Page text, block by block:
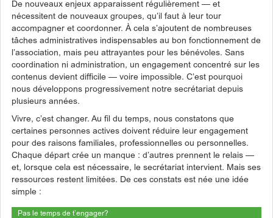
De nouveaux enjeux apparaissent régulièrement — et
nécessitent de nouveaux groupes, qu’il faut à leur tour
accompagner et coordonner. À cela s’ajoutent de nombreuses
tâches administratives indispensables au bon fonctionnement de
l’association, mais peu attrayantes pour les bénévoles. Sans
coordination ni administration, un engagement concentré sur les
contenus devient difficile — voire impossible. C’est pourquoi
nous développons progressivement notre secrétariat depuis
plusieurs années.
Vivre, c’est changer. Au fil du temps, nous constatons que
certaines personnes actives doivent réduire leur engagement
pour des raisons familiales, professionnelles ou personnelles.
Chaque départ crée un manque : d’autres prennent le relais —
et, lorsque cela est nécessaire, le secrétariat intervient. Mais ses
ressources restent limitées. De ces constats est née une idée
simple :
Pas le temps de t’engager?